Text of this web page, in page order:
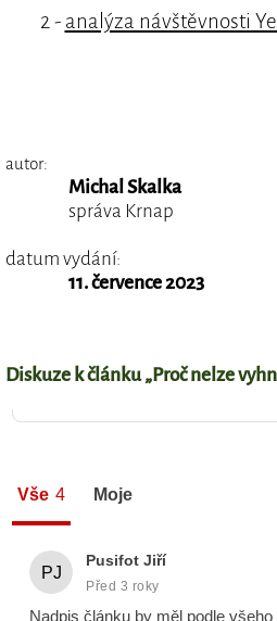
2 - analýza návštěvnosti
autor:
Michal Skalka
správa Krnap
datum vydání:
11. července 2023
Diskuze k článku „Proč nelze